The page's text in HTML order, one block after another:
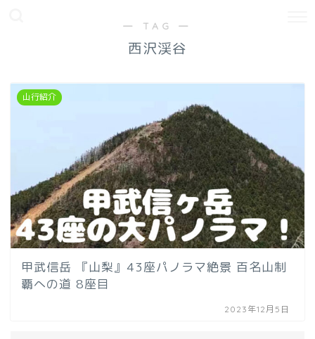
― TAG ―
西沢渓谷
山行紹介
甲武信岳 『山梨』43座パノラマ絶景 百名山制
覇への道 8座目
2023年12月5日